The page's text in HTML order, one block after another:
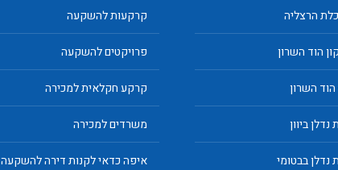
הרצליה
הוד השרון
ביוון
בבטומי
קרקעות להשקעה
פרויקטים להשקעה
קרקע חקלאית למכירה
משרדים למכירה
איפה כדאי לקנות דירה להשקעה